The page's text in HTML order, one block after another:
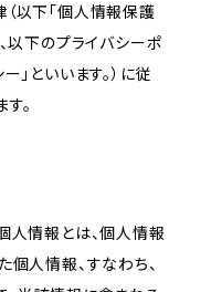
以下「個人情報保護
以下のプライバシーポ
」といいます。）に従
。
人情報とは、個人情報
人情報、すなわち、